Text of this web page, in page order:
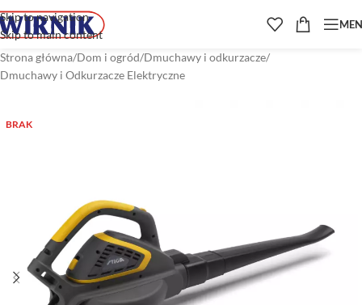
Skip to navigation
Skip to main content
Strona główna/Dom i ogród/Dmuchawy i odkurzacze/
Dmuchawy i Odkurzacze Elektryczne
BRAK